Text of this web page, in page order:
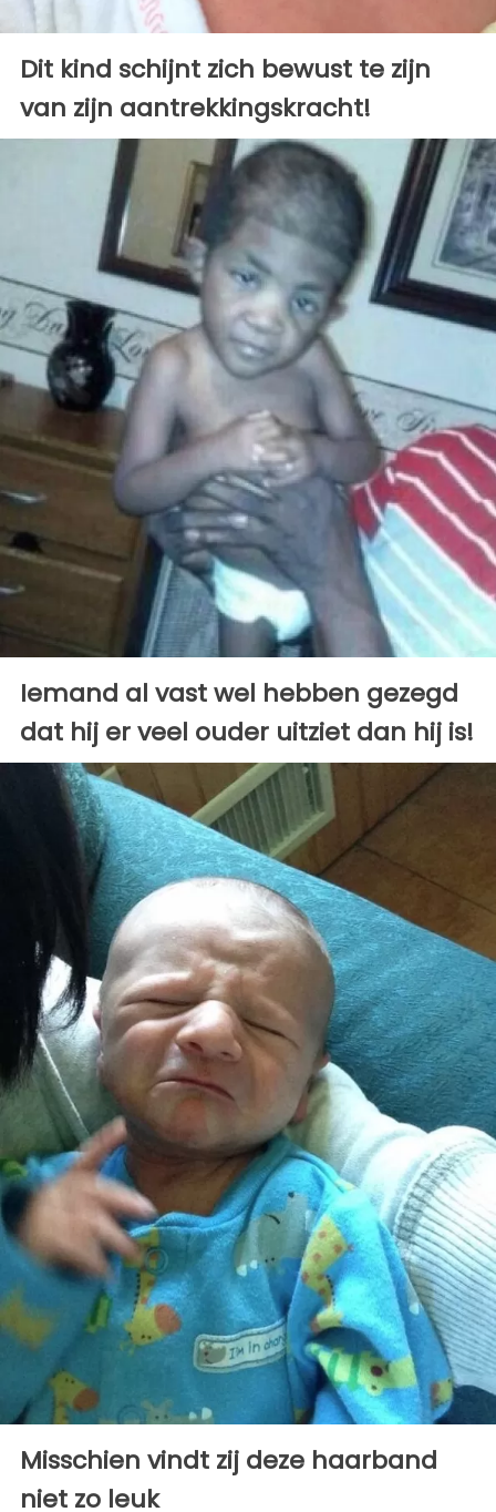
Dit kind schijnt zich bewust te zijn
van zijn aantrekkingskracht!
Iemand al vast wel hebben gezegd
dat hij er veel ouder uitziet dan hij is!
Misschien vindt zij deze haarband
niet zo leuk